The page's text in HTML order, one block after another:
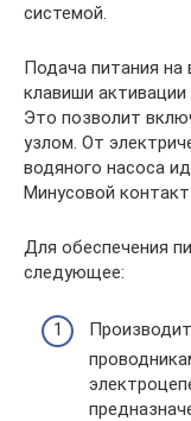
системой.
Подача питания на
клавиши активации
Это позволит
узлом. От
водяного насоса
Минусовой
Для обеспечения
следующее: